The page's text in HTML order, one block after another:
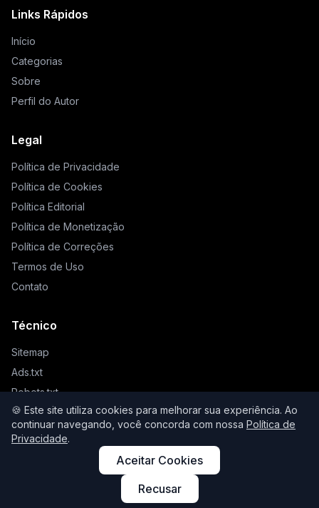
🍪 Este site utiliza cookies para melhorar sua experiência. Ao
continuar navegando, você concorda com nossa Política de
Privacidade.
Aceitar Cookies
Recusar
Links Rápidos
Início
Categorias
Sobre
Perfil do Autor
Legal
Política de Privacidade
Política de Cookies
Política Editorial
Política de Monetização
Política de Correções
Termos de Uso
Contato
Técnico
Sitemap
Ads.txt
Robots.txt
Llms.txt
© 2026 Higienista. Todos os direitos reservados.